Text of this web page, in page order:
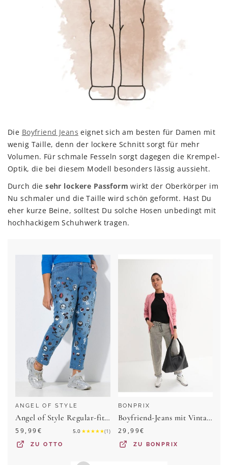
Die Boyfriend Jeans eignet sich am besten für Damen mit
wenig Taille, denn der lockere Schnitt sorgt für mehr
Volumen. Für schmale Fesseln sorgt dagegen die Krempel-
Optik, die bei diesem Modell besonders lässig aussieht.
Durch diesehr lockere Passform wirkt der Oberkörper im
Nu schmaler und die Taille wird schön geformt. Hast Du
eher kurze Beine, solltest Du solche Hosen unbedingt mit
hochhackigem Schuhwerk tragen.
ANGEL OF STYLE
Angel of Style Regular-fit-Jeans Boyfriend-Jeans 5-Pocket Alloverdruck
59,99€ 5.0 ★★★★★(1)
ZUOTTO
BONPRIX
Boyfriend-Jeans mit Vintagewaschung
29,99€
ZU BONPRIX